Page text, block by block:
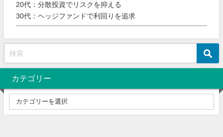
20代：分散投資でリスクを抑える
30代：ヘッジファンドで利回りを追求
カテゴリー